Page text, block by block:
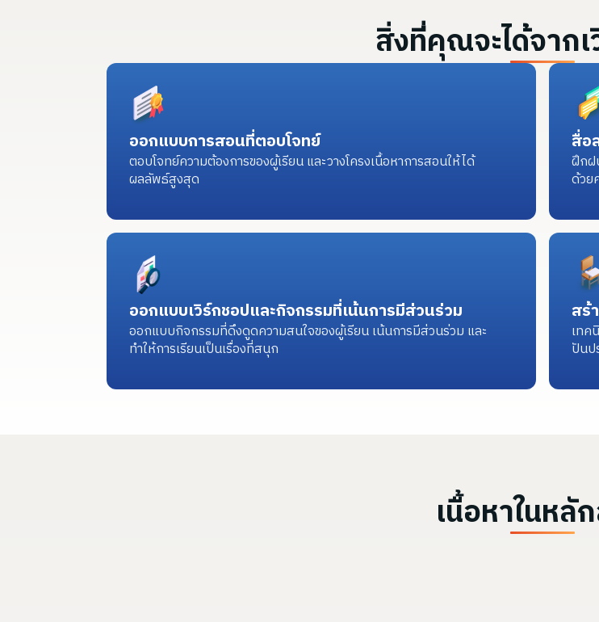
สิ่งที่คุณจะได้จาก
ออกแบบการสอนที่ตอบโจทย์
ตอบโจทย์ความต้องการของผู้เรียน และวางโครงเนื้อหาการสอนให้ได้
ผลลัพธ์สูงสุด
สื่อ
ฝึกฝ
ด้วย
ออกแบบเวิร์กชอปและกิจกรรมที่เน้นการมีส่วนร่วม
ออกแบบกิจกรรมที่ดึงดูดความสนใจของผู้เรียน เน้นการมีส่วนร่วม และ
ทำให้การเรียนเป็นเรื่องที่สนุก
สร้
เทค
ปันป
เนื้อหาในหลั